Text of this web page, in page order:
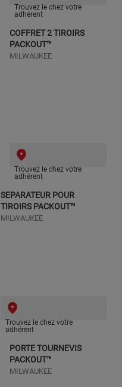
Trouvez le chez votre
adhérent
COFFRET 2 TIROIRS
PACKOUT™
MILWAUKEE
Trouvez le chez votre
adhérent
SEPARATEUR POUR
TIROIRS PACKOUT™
MILWAUKEE
Trouvez le chez votre
adhérent
PORTE TOURNEVIS
PACKOUT™
MILWAUKEE